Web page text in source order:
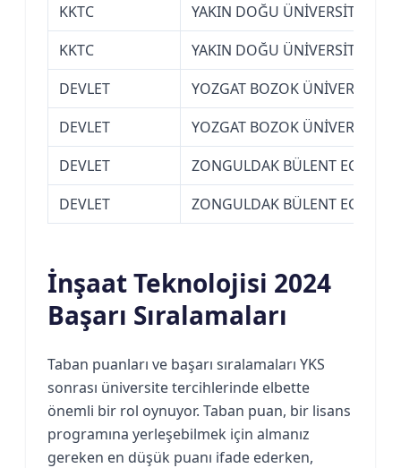
KKTC
YAKIN DOĞU ÜNİVERSİTESİ
KKTC
YAKIN DOĞU ÜNİVERSİTESİ
DEVLET
YOZGAT BOZOK ÜNİVERSİTESİ
DEVLET
YOZGAT BOZOK ÜNİVERSİTESİ
DEVLET
ZONGULDAK BÜLENT ECEVİT
DEVLET
ZONGULDAK BÜLENT ECEVİT
İnşaat Teknolojisi 2024
Başarı Sıralamaları
Taban puanları ve başarı sıralamaları YKS
sonrası üniversite tercihlerinde elbette
önemli bir rol oynuyor. Taban puan, bir lisans
programına yerleşebilmek için almanız
gereken en düşük puanı ifade ederken,